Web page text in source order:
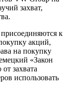
захват,
к
акций,
на покупку
«Закон
захвата
использовать